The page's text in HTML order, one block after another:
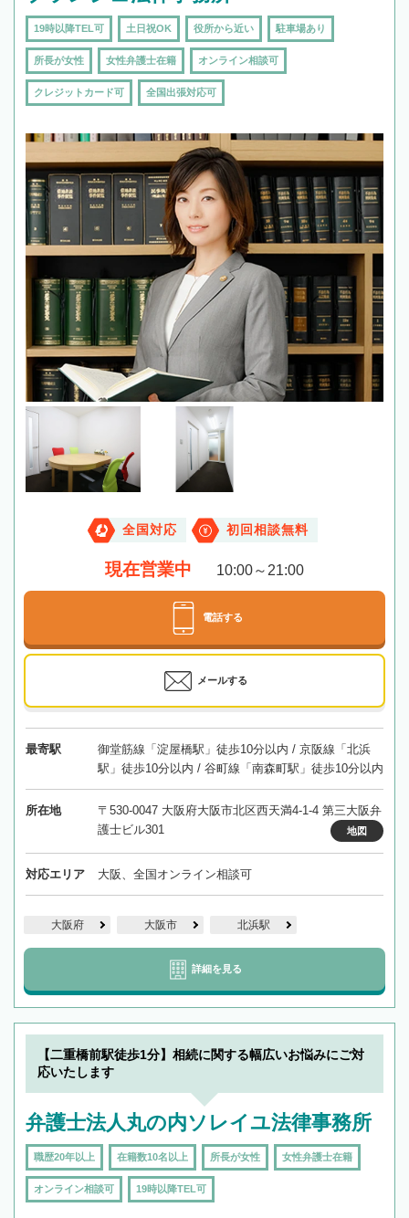
19時以降TEL可 土日祝OK 役所から近い 駐車場あり
所長が女性 女性弁護士在籍 オンライン相談可
クレジットカード可 全国出張対応可
全国対応 初回相談無料
現在営業中 10:00～21:00
電話する
メールする
最寄駅
御堂筋線「淀屋橋駅」徒歩10分以内 / 京阪線「北浜
駅」徒歩10分以内 / 谷町線「南森町駅」徒歩10分以内
所在地
〒530-0047 大阪府大阪市北区西天満4-1-4 第三大阪弁
護士ビル301
地図
対応エリア 大阪、全国オンライン相談可
大阪府 大阪市 北浜駅
詳細を見る
【二重橋前駅徒歩1分】相続に関する幅広いお悩みにご対
応いたします
弁護士法人丸の内ソレイユ法律事務所
職歴20年以上 在籍数10名以上 所長が女性 女性弁護士在籍
オンライン相談可 19時以降TEL可